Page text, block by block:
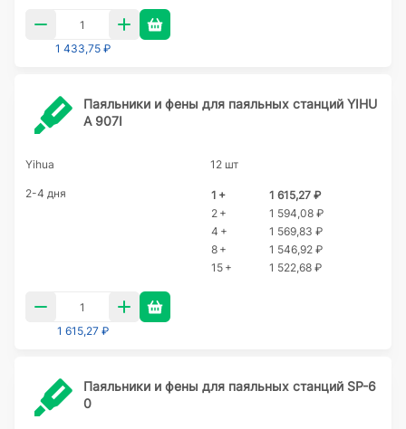
1 433,75 ₽
Паяльники и фены для паяльных станций YIHU
A 907I
Yihua 12 шт
2-4 дня 1 +
1 615,27 ₽
2 +
1 594,08 ₽
4 +
1 569,83 ₽
8 +
1 546,92 ₽
15 +
1 522,68 ₽
1 615,27 ₽
Паяльники и фены для паяльных станций SP-6
0